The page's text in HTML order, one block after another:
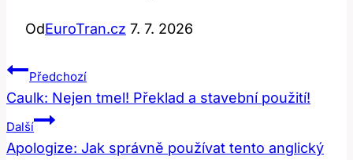
OdEuroTran.cz 7. 7. 2026
Navigace
Pro
Příspěvek
Předchozí
Caulk: Nejen tmel! Překlad a stavební použití!
Další
Apologize: Jak správně používat tento anglický